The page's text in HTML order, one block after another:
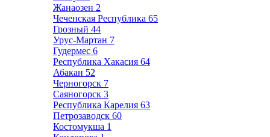
Жанаозен 2
Чеченская Республика 65
Грозный 44
Урус-Мартан 7
Гудермес 6
Республика Хакасия 64
Абакан 52
Черногорск 7
Саяногорск 3
Республика Карелия 63
Петрозаводск 60
Костомукша 1